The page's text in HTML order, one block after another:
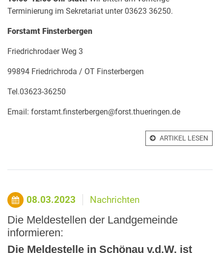
Terminierung im Sekretariat unter 03623 36250.
Forstamt Finsterbergen
Friedrichrodaer Weg 3
99894 Friedrichroda / OT Finsterbergen
Tel.03623-36250
Email: forstamt.finsterbergen@forst.thueringen.de
ARTIKEL LESEN
08.03.2023 Nachrichten
Die Meldestellen der Landgemeinde
informieren:
Die Meldestelle in Schönau v.d.W. ist